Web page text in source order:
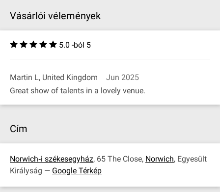
Vásárlói vélemények
5.0 -ból 5
Martin L, United Kingdom
Jun 2025
Great show of talents in a lovely venue.
Cím
Norwich‐i székesegyház, 65 The Close, Norwich, Egyesült
Királyság — Google Térkép